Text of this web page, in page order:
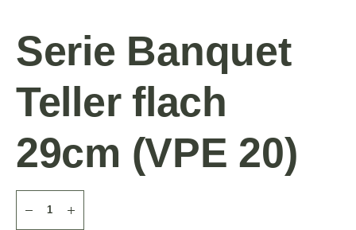
Serie Banquet
Teller flach
29cm (VPE 20)